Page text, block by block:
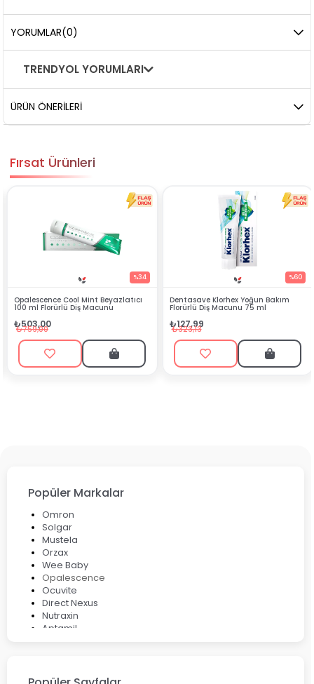
YORUMLAR(0)
TRENDYOL YORUMLARI
ÜRÜN ÖNERILERI
Fırsat Ürünleri
Dentasave Klorhex Yoğun Bakım
Florürlü Diş Macunu 75 ml
Black Berry Bitkisel Sprey
Popüler Markalar
Omron
Solgar
Mustela
Orzax
Wee Baby
Opalescence
Ocuvite
Direct Nexus
Nutraxin
Aptamil
Lansinoh